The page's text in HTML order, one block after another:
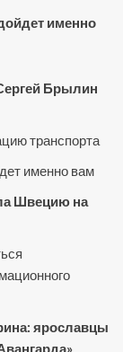
именно
Брылин
транспорта
именно вам
Швецию на
ярославцы